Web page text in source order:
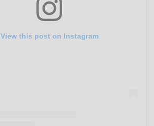
View this post on Instagram